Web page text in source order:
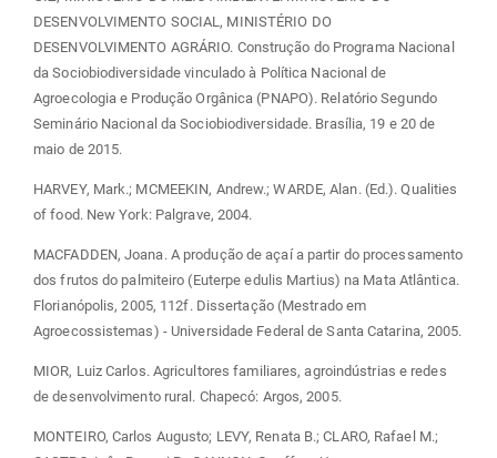
DESENVOLVIMENTO SOCIAL, MINISTÉRIO DO
DESENVOLVIMENTO AGRÁRIO. Construção do Programa Nacional
da Sociobiodiversidade vinculado à Política Nacional de
Agroecologia e Produção Orgânica (PNAPO). Relatório Segundo
Seminário Nacional da Sociobiodiversidade. Brasília, 19 e 20 de
maio de 2015.
HARVEY, Mark.; MCMEEKIN, Andrew.; WARDE, Alan. (Ed.). Qualities
of food. New York: Palgrave, 2004.
MACFADDEN, Joana. A produção de açaí a partir do processamento
dos frutos do palmiteiro (Euterpe edulis Martius) na Mata Atlântica.
Florianópolis, 2005, 112f. Dissertação (Mestrado em
Agroecossistemas) - Universidade Federal de Santa Catarina, 2005.
MIOR, Luiz Carlos. Agricultores familiares, agroindústrias e redes
de desenvolvimento rural. Chapecó: Argos, 2005.
MONTEIRO, Carlos Augusto; LEVY, Renata B.; CLARO, Rafael M.;